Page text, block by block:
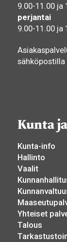
9.00-11.00 ja
perjantai
9.00-11.00 ja
sähköpostilla
Kunta
Kunta-info
Hallinto
Vaalit
Yhteiset
Talous